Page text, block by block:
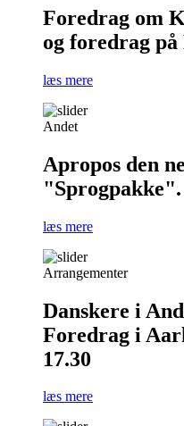
Foredrag om
og foredrag
læs mere
Andet
Apropos den
"Sprogpakke".
læs mere
Arrangementer
Danskere i
Foredrag i
17.30
læs mere